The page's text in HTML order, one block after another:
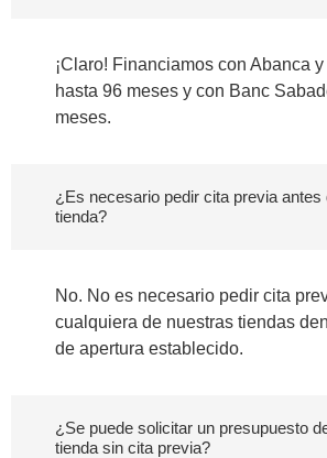
¡Claro! Financiamos con Abanca
hasta 96 meses y con Banc
meses.
¿Es necesario pedir cita previa antes
tienda?
No. No es necesario pedir cita
cualquiera de nuestras tiendas
de apertura establecido.
¿Se puede solicitar un presupuesto
tienda sin cita previa?